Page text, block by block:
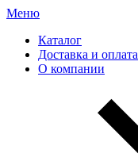
Меню
Каталог
Доставка и оплата
О компании